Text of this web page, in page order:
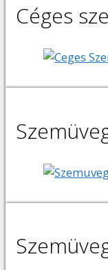
Céges